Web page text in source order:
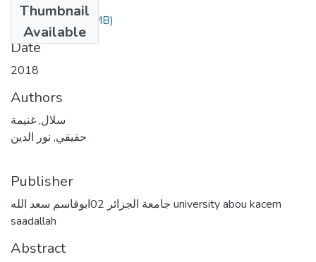
Thumbnail
Available
كهكخ.pdf(11.16 MB)
Date
2018
Authors
سلال, غنيمة
حقيقي, نور الدين
Publisher
جامعة الجزائر 02ابوقاسم سعد الله university abou kacem
saadallah
Abstract